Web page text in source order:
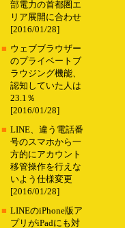
部電力の首都圏エ
リア展開に合わせ
[2016/01/28]
■ ウェブブラウザー
のプライベートブ
ラウジング機能、
認知していた人は
23.1％
[2016/01/28]
■ LINE、違う電話番
号のスマホから一
方的にアカウント
移管操作を行えな
いよう仕様変更
[2016/01/28]
■ LINEのiPhone版ア
プリがiPadにも対